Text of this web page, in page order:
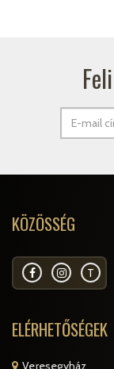
KÖZÖSSÉG
T
ELÉRHETŐSÉGEK
Veresegyház